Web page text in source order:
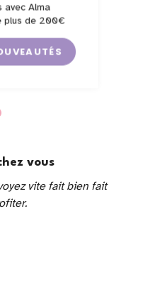
avec Alma
plus de 200€
vous
vite fait bien fait